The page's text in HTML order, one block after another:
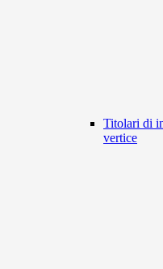
Titolari di
vertice